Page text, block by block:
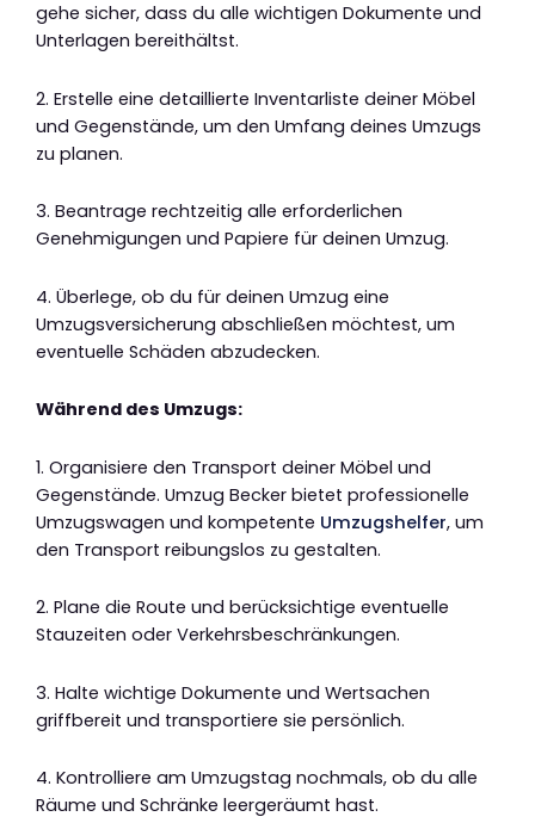
gehe sicher, dass du alle wichtigen Dokumente und
Unterlagen bereithältst.
2. Erstelle eine detaillierte Inventarliste deiner Möbel
und Gegenstände, um den Umfang deines Umzugs
zu planen.
3. Beantrage rechtzeitig alle erforderlichen
Genehmigungen und Papiere für deinen Umzug.
4. Überlege, ob du für deinen Umzug eine
Umzugsversicherung abschließen möchtest, um
eventuelle Schäden abzudecken.
Während des Umzugs:
1. Organisiere den Transport deiner Möbel und
Gegenstände. Umzug Becker bietet professionelle
Umzugswagen und kompetente Umzugshelfer, um
den Transport reibungslos zu gestalten.
2. Plane die Route und berücksichtige eventuelle
Stauzeiten oder Verkehrsbeschränkungen.
3. Halte wichtige Dokumente und Wertsachen
griffbereit und transportiere sie persönlich.
4. Kontrolliere am Umzugstag nochmals, ob du alle
Räume und Schränke leergeräumt hast.